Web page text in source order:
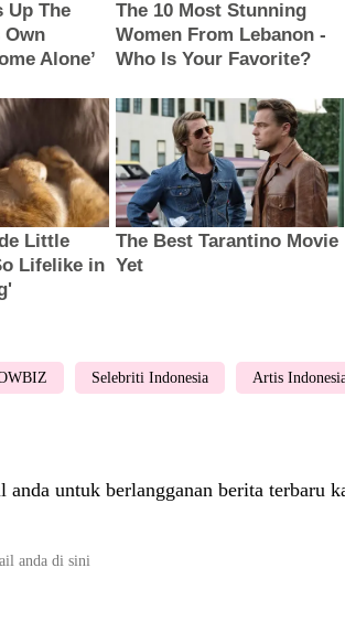
Selebriti Indonesia Artis
anda untuk berlangganan berita terbaru